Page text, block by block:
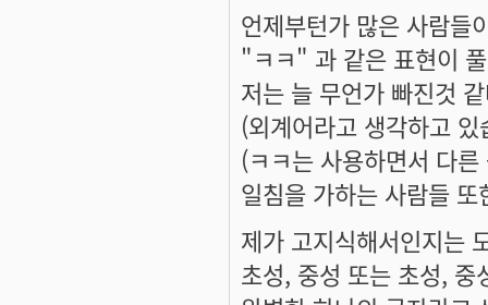
언제부턴가 많은 사람들
"ㅋㅋ" 과 같은 표현이
저는 늘 무언가 빠진것
(외계어라고 생각하고
(ㅋㅋ는 사용하면서 다
일침을 가하는 사람들
제가 고지식해서인지는
초성, 중성 또는 초성, 중